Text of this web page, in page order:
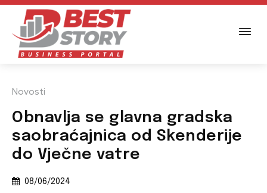
Novosti
Obnavlja se glavna gradska
saobraćajnica od Skenderije
do Vječne vatre
08/06/2024